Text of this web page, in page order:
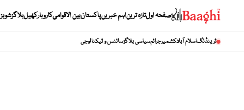
صفحہ اولتازہ تریناہم خبریںپاکستانبین الاقوامیکاروبارکھیلبلاگزشوبز
ٹرینڈنگاسلام آبادکشمیرجرائمسیاسی بلاگزسائنس و ٹیکنالوجی